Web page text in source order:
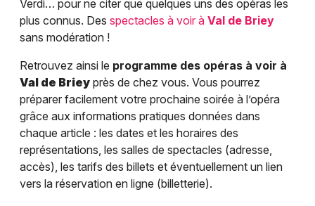
Verdi… pour ne citer que quelques uns des opéras les
plus connus. Des spectacles à voir à Val de Briey
sans modération !
Retrouvez ainsi le programme des opéras à voir à
Val de Briey près de chez vous. Vous pourrez
préparer facilement votre prochaine soirée à l’opéra
grâce aux informations pratiques données dans
chaque article : les dates et les horaires des
représentations, les salles de spectacles (adresse,
accès), les tarifs des billets et éventuellement un lien
vers la réservation en ligne (billetterie).